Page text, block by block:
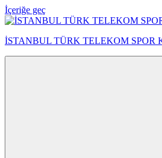
İçeriğe geç
İSTANBUL TÜRK TELEKOM SPOR